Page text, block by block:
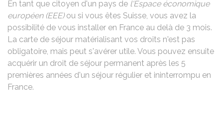
En tant que citoyen d'un pays de l'Espace économique
européen (EEE)ou si vous êtes Suisse, vous avez la
possibilité de vous installer en France au delà de 3 mois.
La carte de séjour matérialisant vos droits n'est pas
obligatoire, mais peut s'avérer utile. Vous pouvez ensuite
acquérir un droit de séjour permanent après les 5
premières années d'un séjour régulier et ininterrompu en
France.